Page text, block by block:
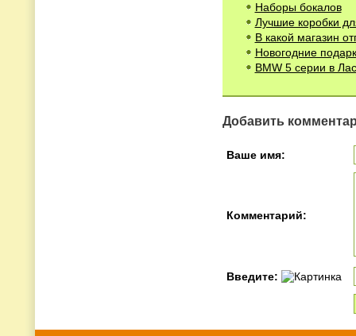
Наборы бокалов
Лучшие коробки
В какой магазин
Новогодние
BMW 5 серии в
Добавить
Ваше имя:
Комментарий:
Введите: